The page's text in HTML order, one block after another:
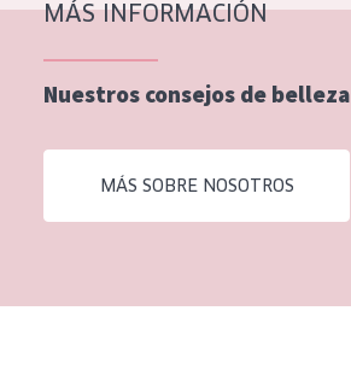
MÁS INFORMACIÓN
Nuestros consejos de belleza
MÁS SOBRE NOSOTROS